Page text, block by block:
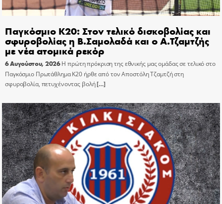
Παγκόσμιο Κ20: Στον τελικό δισκοβολίας και
σφυροβολίας η Β.Σαμολαδά και ο Α.Τζαμτζής
με νέα ατομικά ρεκόρ
6 Αυγούστου, 2026 Η πρώτη πρόκριση της εθνικής μας ομάδας σε τελικό στο
Παγκόσμιο Πρωτάθλημα Κ20 ήρθε από τον Αποστόλη Τζαμτζή στη
σφυροβολία, πετυχένοντας βολή[…]